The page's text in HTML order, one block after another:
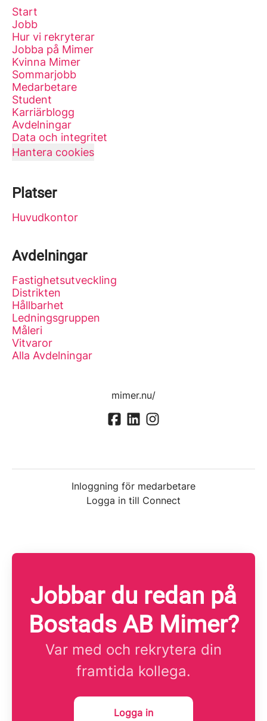
Start
Jobb
Hur vi rekryterar
Jobba på Mimer
Kvinna Mimer
Sommarjobb
Medarbetare
Student
Karriärblogg
Avdelningar
Data och integritet
Hantera cookies
Platser
Huvudkontor
Avdelningar
Fastighetsutveckling
Distrikten
Hållbarhet
Ledningsgruppen
Måleri
Vitvaror
Alla Avdelningar
mimer.nu/
Inloggning för medarbetare
Logga in till Connect
Jobbar du redan på
Bostads AB Mimer?
Var med och rekrytera din
framtida kollega.
Logga in